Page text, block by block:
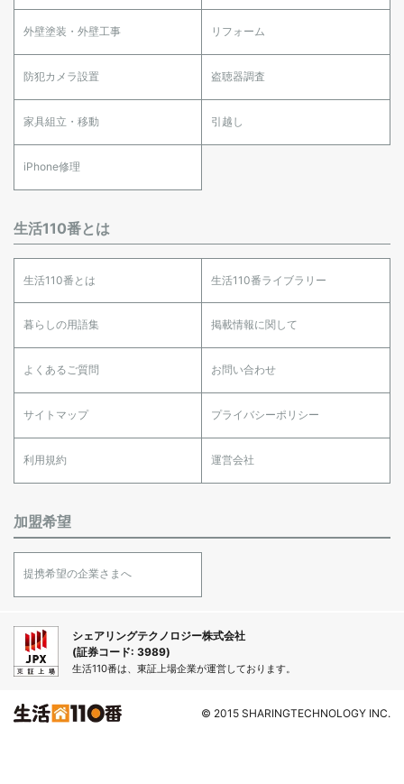
外壁塗装・外壁工事 リフォーム
防犯カメラ設置 盗聴器調査
家具組立・移動 引越し
iPhone修理
生活110番とは
生活110番とは 生活110番ライブラリー
暮らしの用語集 掲載情報に関して
よくあるご質問 お問い合わせ
サイトマップ プライバシーポリシー
利用規約 運営会社
加盟希望
提携希望の企業さまへ
シェアリングテクノロジー株式会社
(証券コード: 3989)
生活110番は、東証上場企業が運営しております。
© 2015 SHARINGTECHNOLOGY INC.